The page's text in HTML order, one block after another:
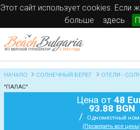
Этот сайт использует cookies. Если
больше
здесь
НАЧАЛО СОЛНЕЧНЫЙ БЕРЕГ ОТЕЛИ -
"ПАЛАС"
Цена от 48
93.88 BGN
/
Одноместный
(Проверить все